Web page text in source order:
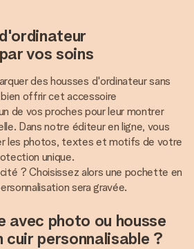
vos soins
des housses d'ordinateur sans
offrir cet accessoire
de vos proches pour leur montrer
Dans notre éditeur en ligne, vous
les photos, textes et motifs de votre
unique.
? Choisissez alors une pochette en
sera gravée.
avec photo ou housse
cuir personnalisable ?